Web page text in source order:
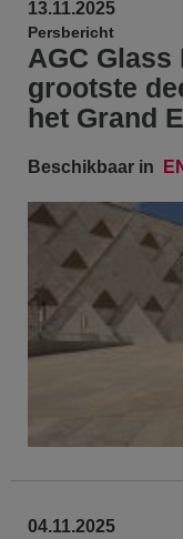
13.11.2025
Persbericht
AGC
grootste
het Grand
Beschikbaar in
04.11.2025